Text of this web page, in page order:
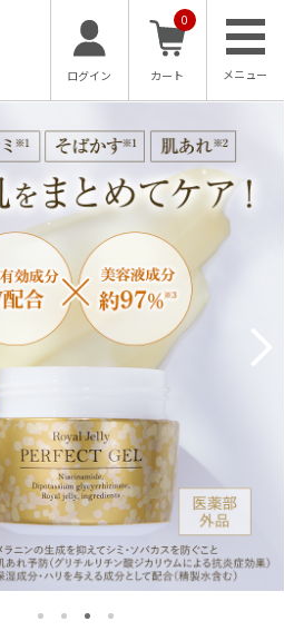
ログイン
0
カート